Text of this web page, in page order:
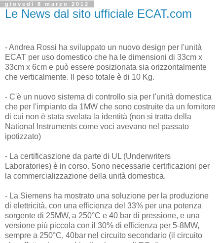
giovedì 8 marzo 2012
Le News dal sito ufficiale ECAT.com
- Andrea Rossi ha sviluppato un nuovo design per l'unità
ECAT per uso domestico che ha le dimensioni di 33cm x
33cm x 6cm e può essere posizionata sia orizzontalmente
che verticalmente. Il peso totale è di 10 Kg.
- C'è un nuovo sistema di controllo sia per l'unità domestica
che per l'impianto da 1MW che sono costruite da un fornitore
di cui non è stata svelata la identità (non si tratta della
National Instruments come voci avevano nel passato
ipotizzato)
- La certificaszione da parte di UL (Underwriters
Laboratories) è in corso. Sono necessarie certificazioni per
la commercializzazione della unità domestica.
- La Siemens ha mostrato una soluzione per la produzione
di elettricità, con una efficienza del 33% per una potenza
sorgente di 25MW, a 250°C e 40 bar di pressione, e una
versione più piccola con il 30% di efficienza per 5-8MW,
sempre a 250°C, 40bar nel circuito secondario (il circuito